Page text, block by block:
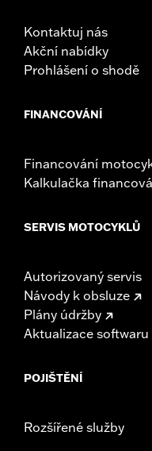
Kontaktuj nás
Akční nabídky
Prohlášení o shodě
FINANCOVÁNÍ
Financování
Kalkulačka
SERVIS MOTOCYKLŮ
Autorizovaný servis
Návody k obsluze
Plány údržby
Aktualizace softwaru
POJIŠTĚNÍ
Rozšířené služby